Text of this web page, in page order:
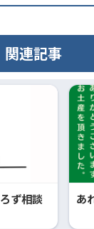
関連記事
ず相談
あ